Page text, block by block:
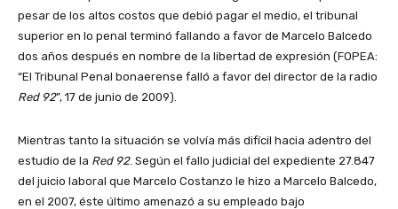
pesar de los altos costos que debió pagar el medio, el tribunal
superior en lo penal terminó fallando a favor de Marcelo Balcedo
dos años después en nombre de la libertad de expresión (FOPEA:
“El Tribunal Penal bonaerense falló a favor del director de la radio
Red 92”, 17 de junio de 2009).
Mientras tanto la situación se volvía más difícil hacia adentro del
estudio de la Red 92. Según el fallo judicial del expediente 27.847
del juicio laboral que Marcelo Costanzo le hizo a Marcelo Balcedo,
en el 2007, éste último amenazó a su empleado bajo